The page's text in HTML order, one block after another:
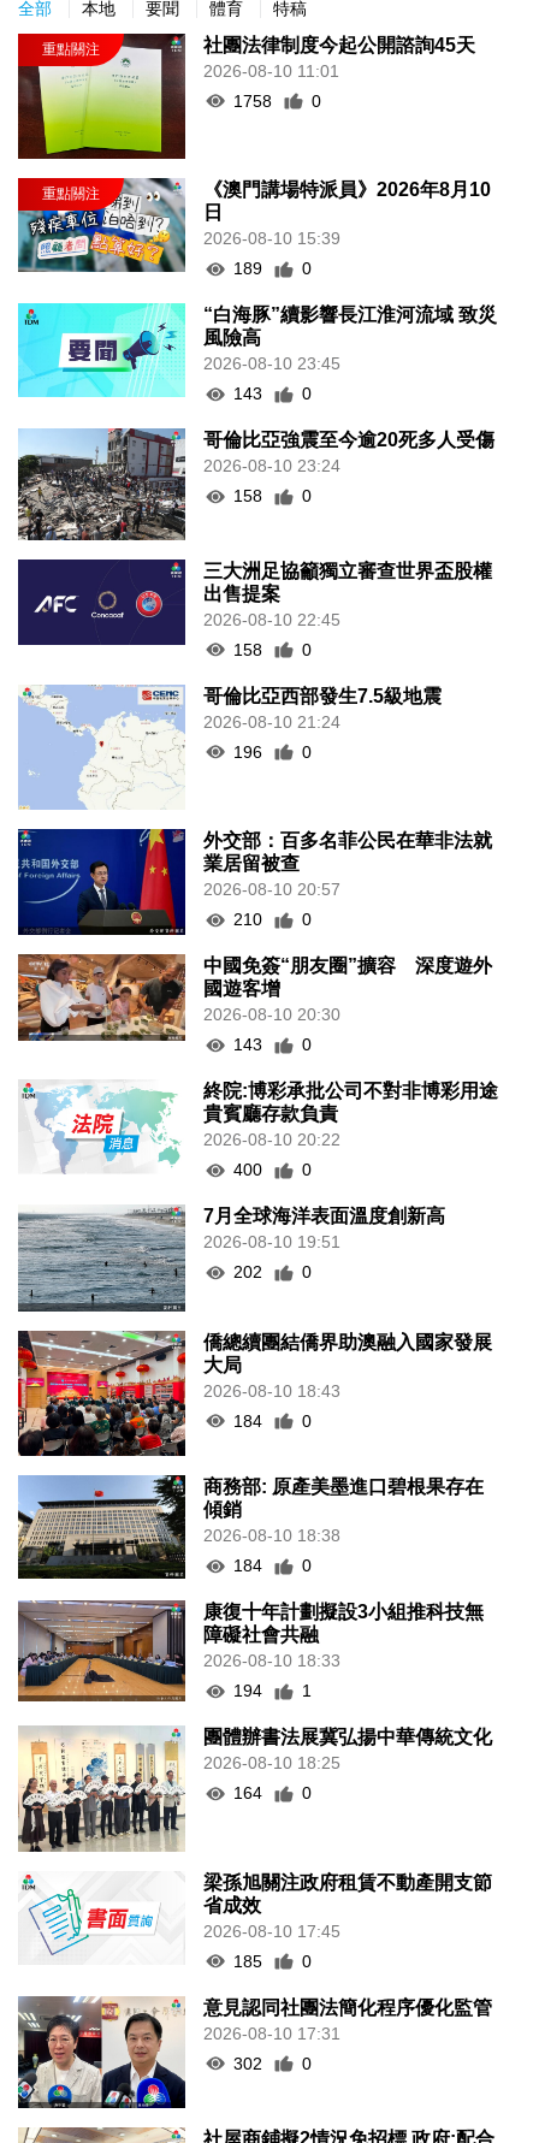
全部 本地 要聞 體育 特稿
社團法律制度今起公開諮詢45天
2026-08-10 11:01
1758
0
《澳門講場特派員》2026年8月10
日
2026-08-10 15:39
189
0
“白海豚”續影響長江淮河流域 致災
風險高
2026-08-10 23:45
143
0
哥倫比亞強震至今逾20死多人受傷
2026-08-10 23:24
158
0
三大洲足協籲獨立審查世界盃股權
出售提案
2026-08-10 22:45
158
0
哥倫比亞西部發生7.5級地震
2026-08-10 21:24
196
0
外交部：百多名菲公民在華非法就
業居留被查
2026-08-10 20:57
210
0
中國免簽“朋友圈”擴容 深度遊外
國遊客增
2026-08-10 20:30
143
0
終院:博彩承批公司不對非博彩用途
貴賓廳存款負責
2026-08-10 20:22
400
0
7月全球海洋表面溫度創新高
2026-08-10 19:51
202
0
僑總續團結僑界助澳融入國家發展
大局
2026-08-10 18:43
184
0
商務部: 原產美墨進口碧根果存在
傾銷
2026-08-10 18:38
184
0
康復十年計劃擬設3小組推科技無
障礙社會共融
2026-08-10 18:33
194
1
團體辦書法展冀弘揚中華傳統文化
2026-08-10 18:25
164
0
梁孫旭關注政府租賃不動產開支節
省成效
2026-08-10 17:45
185
0
意見認同社團法簡化程序優化監管
2026-08-10 17:31
302
0
社屋商鋪擬2情況免招標 政府:配合